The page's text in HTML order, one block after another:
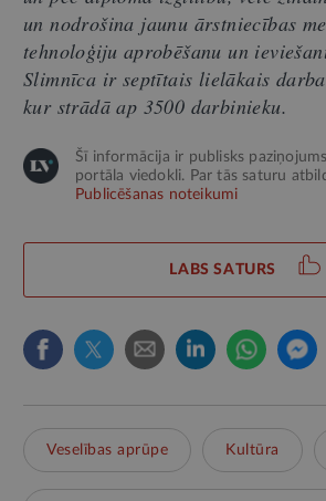
un nodrošina jaunu ārstniecības
tehnoloģiju aprobēšanu un
Slimnīca ir septītais lielākais
kur strādā ap 3500 darbinieku.
Šī informācija ir publisks
portāla viedokli. Par tās saturu
Publicēšanas noteikumi
LABS SATURS
Veselības aprūpe Kultūra